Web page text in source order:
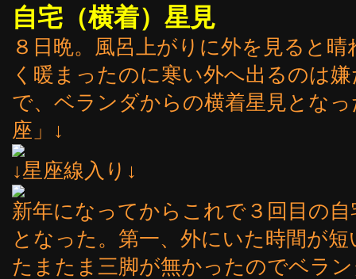
自宅（横着）星見
８日晩。風呂上がりに外を見ると
く暖まったのに寒い外へ出るのは
で、ベランダからの横着星見とな
座」↓
↓星座線入り↓
新年になってからこれで３回目の
となった。第一、外にいた時間が短
たまたま三脚が無かったのでベラ